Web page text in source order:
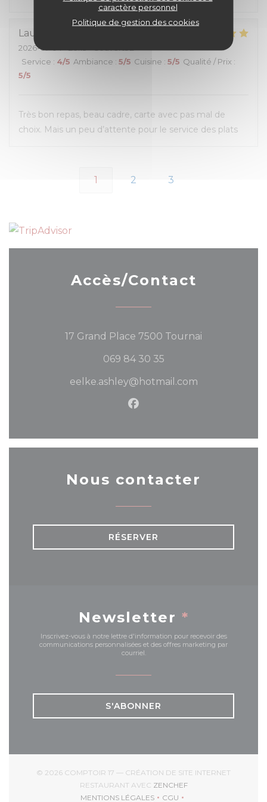
caractère personnel
Politique de gestion des cookies
Lauryn
2026-07-04
Service : 4/5 Ambiance : 5/5 Cuisine : 5/5 Qualité / Prix :
5/5
Très bon repas, beau cadre, carte avec pas mal de
choix. Mais un peu d’attente pour le service des plats
1 2 3
Accès/Contact
17 Grand Place 7500 Tournai
069 84 30 35
eelke.ashley@hotmail.com
Facebook ((ouvre une
Nous contacter
RÉSERVER
Newsletter *
Inscrivez-vous à notre lettre d'information pour recevoir des
communications personnalisées et des offres marketing par
courriel.
S'ABONNER
© 2026 COMPTOIR 17 — CRÉATION DE SITE INTERNET
RESTAURANT AVEC ZENCHEF((OUVRE UNE
MENTIONS LÉGALES
CGU